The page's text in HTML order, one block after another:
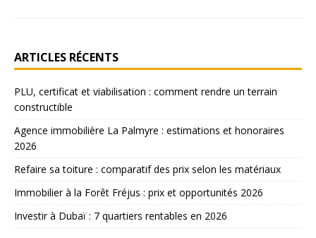
ARTICLES RÉCENTS
PLU, certificat et viabilisation : comment rendre un terrain
constructible
Agence immobilière La Palmyre : estimations et honoraires
2026
Refaire sa toiture : comparatif des prix selon les matériaux
Immobilier à la Forêt Fréjus : prix et opportunités 2026
Investir à Dubaï : 7 quartiers rentables en 2026